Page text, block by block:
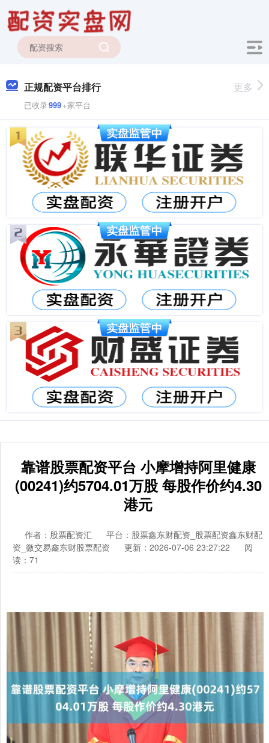
正规配资平台排行
已收录999+家平台
更多
靠谱股票配资平台 小摩增持阿里健康
(00241)约5704.01万股 每股作价约4.30
港元
作者：股票配资汇
平台：股票鑫东财配资_股票配资鑫东财配
资_微交易鑫东财股票配资
更新：2026-07-06 23:27:22
阅
读：71